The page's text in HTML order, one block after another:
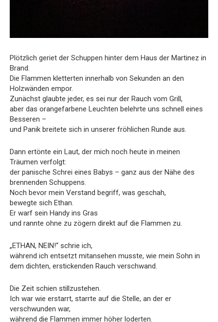
Plötzlich geriet der Schuppen hinter dem Haus der Martinez in
Brand.
Die Flammen kletterten innerhalb von Sekunden an den
Holzwänden empor.
Zunächst glaubte jeder, es sei nur der Rauch vom Grill,
aber das orangefarbene Leuchten belehrte uns schnell eines
Besseren –
und Panik breitete sich in unserer fröhlichen Runde aus.
Dann ertönte ein Laut, der mich noch heute in meinen
Träumen verfolgt:
der panische Schrei eines Babys – ganz aus der Nähe des
brennenden Schuppens.
Noch bevor mein Verstand begriff, was geschah,
bewegte sich Ethan.
Er warf sein Handy ins Gras
und rannte ohne zu zögern direkt auf die Flammen zu.
„ETHAN, NEIN!“ schrie ich,
während ich entsetzt mitansehen musste, wie mein Sohn in
dem dichten, erstickenden Rauch verschwand.
Die Zeit schien stillzustehen.
Ich war wie erstarrt, starrte auf die Stelle, an der er
verschwunden war,
während die Flammen immer höher loderten.